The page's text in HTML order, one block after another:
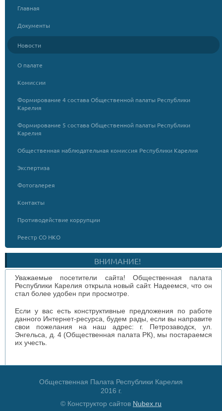
Главная
Документы
Новости
О палате
Комиссии
Формирование 4 состава Общественной палаты Республики
Карелия
Формирование 5 состава Общественной палаты Республики
Карелия
Общественная наблюдательная комиссия Республики Карелия
Экспертиза
Фотогалерея
Контакты
Противодействие коррупции
Реестр СО НКО
ВНИМАНИЕ!
Уважаемые посетители сайта! Общественная палата
Республики Карелия открыла новый сайт. Надеемся, что он
стал более удобен при просмотре.
Если у вас есть конструктивные предложения по работе
данного Интернет-ресурса, будем рады, если вы направите
свои пожелания на наш адрес: г. Петрозаводск, ул.
Энгельса, д. 4 (Общественная палата РК), мы постараемся
их учесть.
Общественная Палата Республики Карелия
2016 г.
© Конструктор сайтов Nubex.ru